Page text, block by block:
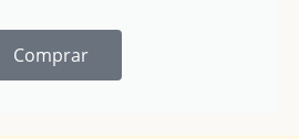
Comprar